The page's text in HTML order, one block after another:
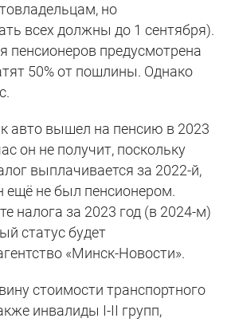
но
всех должны до 1 сентября).
пенсионеров предусмотрена
50% от пошлины. Однако
авто вышел на пенсию в 2023
он не получит, поскольку
выплачивается за 2022-й,
ещё не был пенсионером.
налога за 2023 год (в 2024-м)
статус будет
«Минск-Новости».
стоимости транспортного
инвалиды I-II групп,